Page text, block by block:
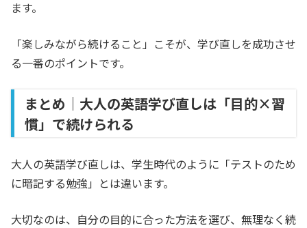
ます。
「楽しみながら続けること」こそが、学び直しを成功させ
る一番のポイントです。
まとめ｜大人の英語学び直しは「目的×習
慣」で続けられる
大人の英語学び直しは、学生時代のように「テストのため
に暗記する勉強」とは違います。
大切なのは、自分の目的に合った方法を選び、無理なく続